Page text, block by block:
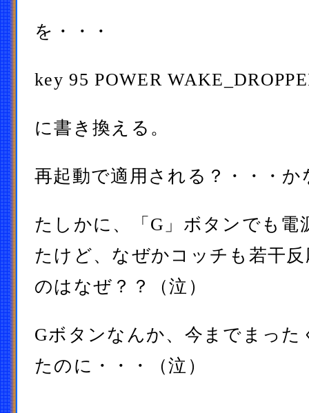
を・・・
key 95 POWER
に書き換える。
再起動で適用される？・・・か
たしかに、「G」ボタンでも電
たけど、なぜかコッチも若干
のはなぜ？？（泣）
Gボタンなんか、今までまっ
たのに・・・（泣）